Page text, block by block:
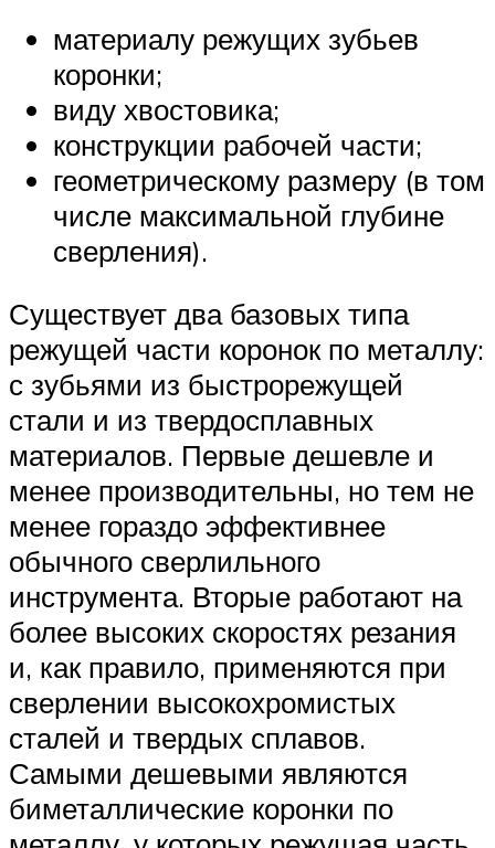
материалу режущих зубьев
коронки;
виду хвостовика;
конструкции рабочей части;
геометрическому размеру (в том
числе максимальной глубине
сверления).
Существует два базовых типа
режущей части коронок по металлу:
с зубьями из быстрорежущей
стали и из твердосплавных
материалов. Первые дешевле и
менее производительны, но тем не
менее гораздо эффективнее
обычного сверлильного
инструмента. Вторые работают на
более высоких скоростях резания
и, как правило, применяются при
сверлении высокохромистых
сталей и твердых сплавов.
Самыми дешевыми являются
биметаллические коронки по